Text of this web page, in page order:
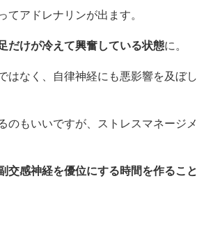
アドレナリンが出ます。
だけが冷えて興奮している状態に。
はなく、自律神経にも悪影響を及ぼし
のもいいですが、ストレスマネージメ
交感神経を優位にする時間を作ること